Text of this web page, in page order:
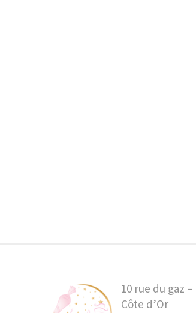
10 rue du gaz –
Côte d’Or